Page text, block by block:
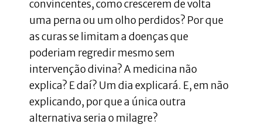
convincentes, como crescerem de volta
uma perna ou um olho perdidos? Por que
as curas se limitam a doenças que
poderiam regredir mesmo sem
intervenção divina? A medicina não
explica? E daí? Um dia explicará. E, em não
explicando, por que a única outra
alternativa seria o milagre?